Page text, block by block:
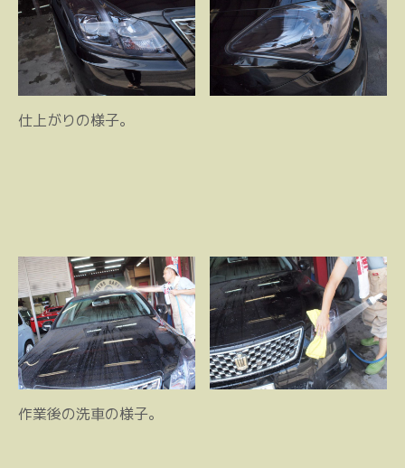
仕上がりの様子。
作業後の洗車の様子。